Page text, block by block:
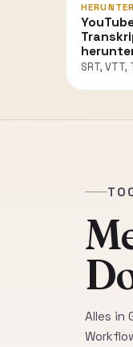
SRT, VTT,
Alles in